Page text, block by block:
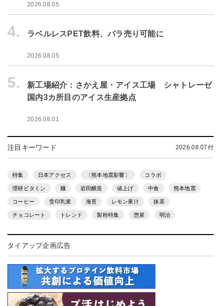
2026.08.05
4. ラベルレスPET飲料、バラ売り可能に
2026.08.05
5.
新工場紹介：さかえ屋・アイス工場 シャトレーゼ
国内3カ所目のアイス生産拠点
2026.08.01
注目キーワード 2026.08.07付
特集 日本アクセス 〔熊本地震影響〕 コラボ
理研ビタミン 麺 岩田醸造 値上げ 中食 熊本地震
コーヒー 雪印乳業 海苔 レモン果汁 抹茶
チョコレート トレンド 製粉特集 惣菜 明治
タイアップ企画広告